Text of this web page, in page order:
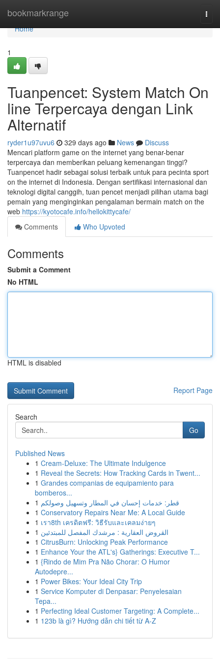
bookmarkrange
Home
Home
1
Tuanpencet: System Match On
line Terpercaya dengan Link
Alternatif
ryder1u97uvu6 329 days ago News
Discuss
Mencari platform game on the internet yang benar-benar
terpercaya dan memberikan peluang kemenangan tinggi?
Tuanpencet hadir sebagai solusi terbaik untuk para pecinta sport
on the internet di Indonesia. Dengan sertifikasi internasional dan
teknologi digital canggih, tuan pencet menjadi pilihan utama bagi
pemain yang menginginkan pengalaman bermain match on the
web https://kyotocafe.info/hellokittycafe/
Comments
Who Upvoted
Comments
Submit a Comment
No HTML
HTML is disabled
Report Page
Search
Go
Published News
1 Cream-Deluxe: The Ultimate Indulgence
1 Reveal the Secrets: How Tracking Cards in Twent...
1 Grandes companias de equipamiento para
bomberos...
1 قطر: خدمات إحسان في المطار وتسهيل وصولكم
1 Conservatory Repairs Near Me: A Local Guide
1 เรา8th เครดิตฟรี: วิธีรับและเคลมง่ายๆ
1 القروض العقارية : مرشدك المفصل للمبتدئين
1 CitrusBurn: Unlocking Peak Performance
1 Enhance Your the ATL's} Gatherings: Executive T...
1 {Rindo de Mim Pra Não Chorar: O Humor
Autodepre...
1 Power Bikes: Your Ideal City Trip
1 Service Komputer di Denpasar: Penyelesaian
Tepa...
1 Perfecting Ideal Customer Targeting: A Complete...
1 123b là gì? Hướng dẫn chi tiết từ A-Z